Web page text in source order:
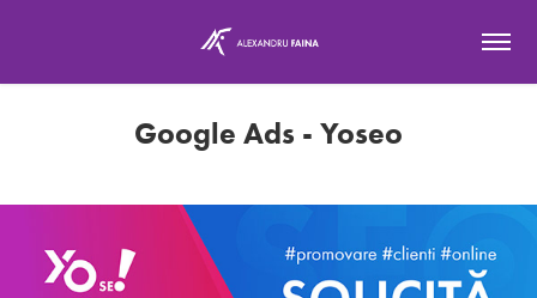
Google Ads - Yoseo